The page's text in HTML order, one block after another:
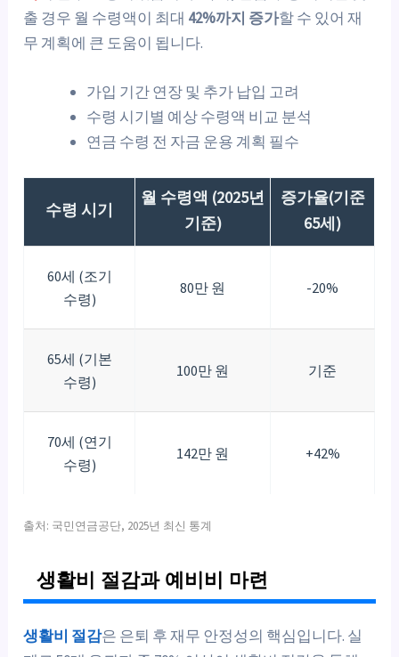
출 경우 월 수령액이 최대 42%까지 증가할 수 있어 재
무 계획에 큰 도움이 됩니다.
가입 기간 연장 및 추가 납입 고려
수령 시기별 예상 수령액 비교 분석
연금 수령 전 자금 운용 계획 필수
수령 시기
월 수령액 (2025년
기준)
증가율(기준
65세)
60세 (조기
수령)
80만 원 -20%
65세 (기본
수령)
100만 원 기준
70세 (연기
수령)
142만 원 +42%
출처: 국민연금공단, 2025년 최신 통계
생활비 절감과 예비비 마련
생활비 절감은 은퇴 후 재무 안정성의 핵심입니다. 실